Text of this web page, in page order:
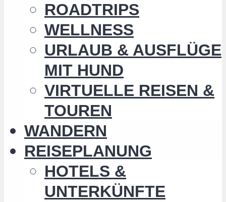
ROADTRIPS
WELLNESS
URLAUB & AUSFLÜGE
MIT HUND
VIRTUELLE REISEN &
TOUREN
WANDERN
REISEPLANUNG
HOTELS &
UNTERKÜNFTE